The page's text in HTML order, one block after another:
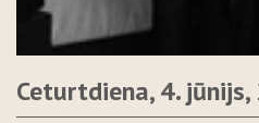
Ceturtdiena, 4.